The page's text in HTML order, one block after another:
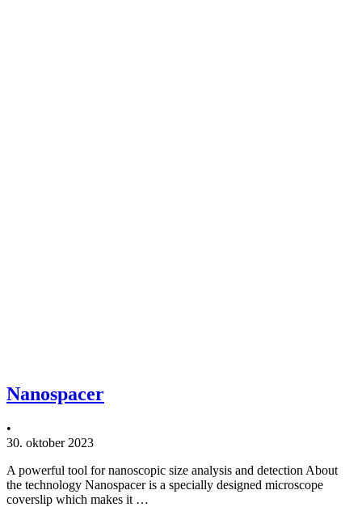
Nanospacer
•
30. oktober 2023
A powerful tool for nanoscopic size analysis and detection About
the technology Nanospacer is a specially designed microscope
coverslip which makes it …